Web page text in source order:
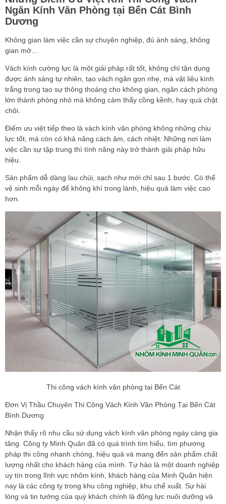
Ngăn Kính Văn Phòng tại Bến Cát Bình
Dương
Không gian làm việc cần sự chuyên nghiệp, đủ ánh sáng, không
gian mở…
Vách kính cường lực là một giải pháp rất tốt, không chỉ tận dụng
được ánh sáng tự nhiên, tạo vách ngăn gọn nhẹ, mà vật liệu kính
trắng trong tạo sự thông thoáng cho không gian, ngăn cách phòng
lớn thành phòng nhỏ mà không cảm thấy cồng kềnh, hay quá chật
chội.
Điểm ưu việt tiếp theo là vách kính văn phòng không những chịu
lực tốt, mà còn có khả năng cách âm, cách nhiệt. Những nơi làm
việc cần sự tập trung thì tính năng này trở thành giải pháp hữu
hiệu.
Sản phẩm dễ dàng lau chùi, sạch như mới chỉ sau 1 bước. Có thể
vệ sinh mỗi ngày để không khí trong lành, hiệu quả làm việc cao
hơn.
Thi công vách kính văn phòng tại Bến Cát
Đơn Vị Thầu Chuyên Thi Công Vách Kính Văn Phòng Tại Bến Cát
Bình Dương
Nhận thấy rõ nhu cầu sử dụng vách kính văn phòng ngày càng gia
tăng. Công ty Minh Quân đã có quá trình tìm hiểu, tìm phương
pháp thi công nhanh chóng, hiệu quả và mang đến sản phẩm chất
lượng nhất cho khách hàng của mình. Tự hào là một doanh nghiệp
uy tín trong lĩnh vực nhôm kính, khách hàng của Minh Quân hiện
nay là các công ty trong khu công nghiệp, khu chế xuất. Sự hài
lòng và tin tưởng của quý khách chính là động lực nuôi dưỡng và